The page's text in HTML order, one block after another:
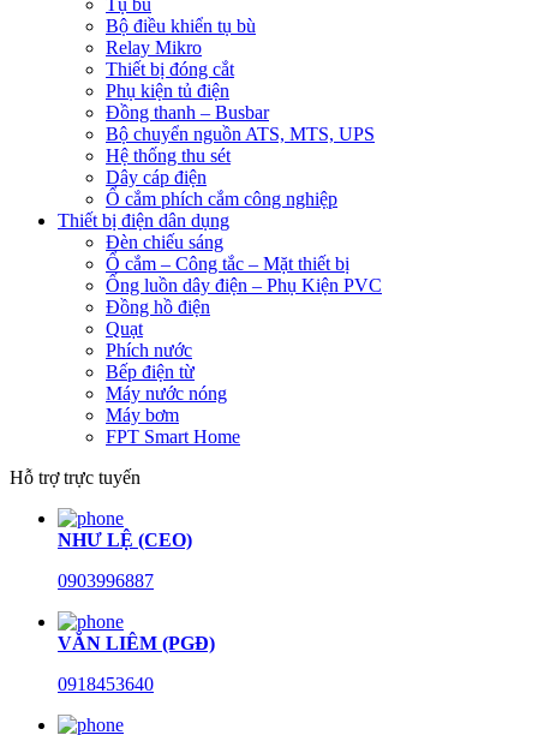
Tụ bù
Bộ điều khiển tụ bù
Relay Mikro
Thiết bị đóng cắt
Phụ kiện tủ điện
Đồng thanh – Busbar
Bộ chuyển nguồn ATS, MTS, UPS
Hệ thống thu sét
Dây cáp điện
Ổ cắm phích cắm công nghiệp
Thiết bị điện dân dụng
Đèn chiếu sáng
Ổ cắm – Công tắc – Mặt thiết bị
Ống luồn dây điện – Phụ Kiện PVC
Đồng hồ điện
Quạt
Phích nước
Bếp điện từ
Máy nước nóng
Máy bơm
FPT Smart Home
Hỗ trợ trực tuyến
NHƯ LỆ (CEO)
0903996887
VĂN LIÊM (PGĐ)
0918453640